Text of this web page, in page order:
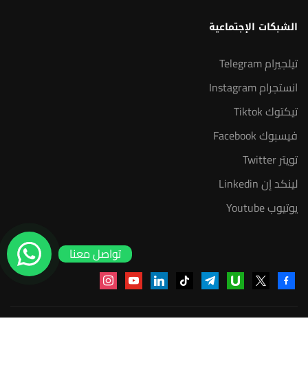
الشبكات الإجتماعية
تيلجيرام Telegram
انستجرام Instagram
تيكتوك Tiktok
فيسبوك Facebook
تويتر Twitter
لينكد إن Linkedin
يوتيوب Youtube
facebook-
x
udemy
telegram
tiktok
linkedin
youtube
instagram
تواصل معنا